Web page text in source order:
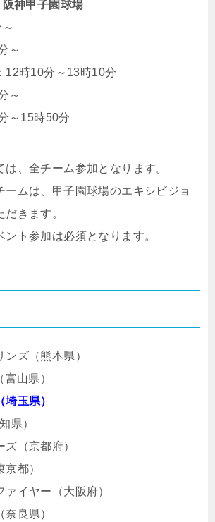
阪神甲子園球場
～
12時10分～13時10分
～
～15時50分
、全チーム参加となります。
ムは、甲子園球場のエキシビジョ
きます。
ト参加は必須となります。
ズ（熊本県）
山県）
玉県）
県）
（京都府）
都）
イヤー（大阪府）
良県）